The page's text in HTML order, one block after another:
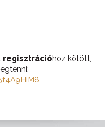
regisztrációhoz kötött,